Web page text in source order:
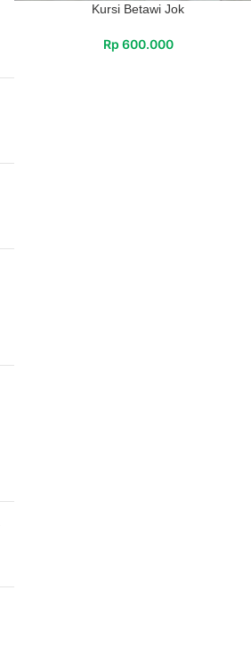
Kursi Betawi Jok
Rp 600.000